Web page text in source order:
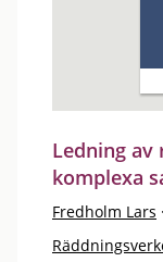
Ledning av
komplexa
Fredholm Lars ·